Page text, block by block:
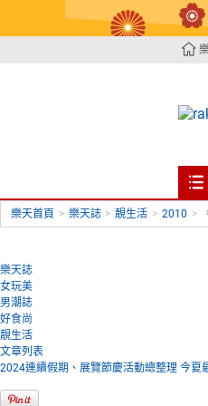
樂天首頁 > 樂天誌 > 靚生活 > 2010 >
樂天誌
女玩美
男潮誌
好食尚
靚生活
文章列表
2024連續假期、展覽節慶活動總整理 今夏